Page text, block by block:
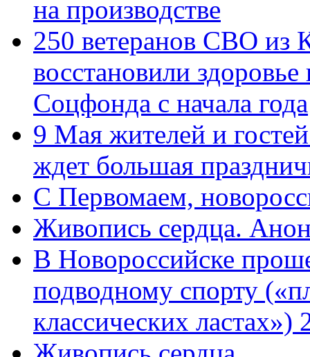
на производстве
250 ветеранов СВО из
восстановили
Соцфонда с начала года
9 Мая жителей и
ждет большая
C Первомаем,
Живопись сердца.
В Новороссийске
подводному спорту
классических